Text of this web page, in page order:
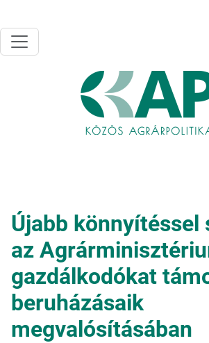
Újabb könnyítéssel
az
gazdálkodókat
beruházásaik
megvalósításában